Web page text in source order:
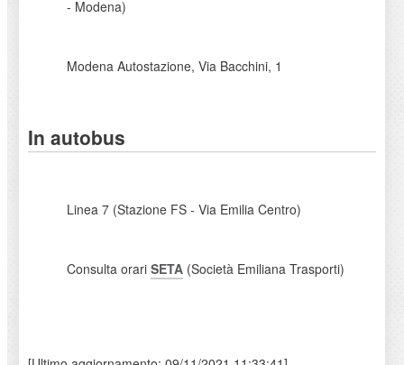
- Modena)
Modena Autostazione, Via Bacchini, 1
In autobus
Linea 7 (Stazione FS - Via Emilia Centro)
Consulta orariSETA (Società Emiliana Trasporti)